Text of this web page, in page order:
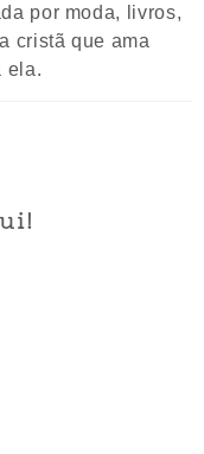
por moda, livros,
cristã que ama
ela.